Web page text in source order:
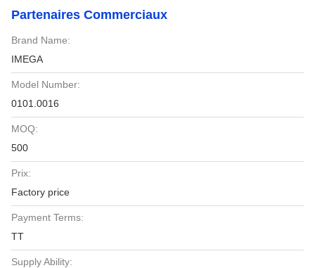
Partenaires Commerciaux
Brand Name:
IMEGA
Model Number:
0101.0016
MOQ:
500
Prix:
Factory price
Payment Terms:
TT
Supply Ability: